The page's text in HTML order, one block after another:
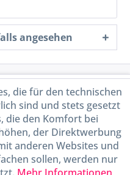
angesehen
die für den technischen
sind und stets gesetzt
die den Komfort bei
der Direktwerbung
anderen Websites und
sollen, werden nur